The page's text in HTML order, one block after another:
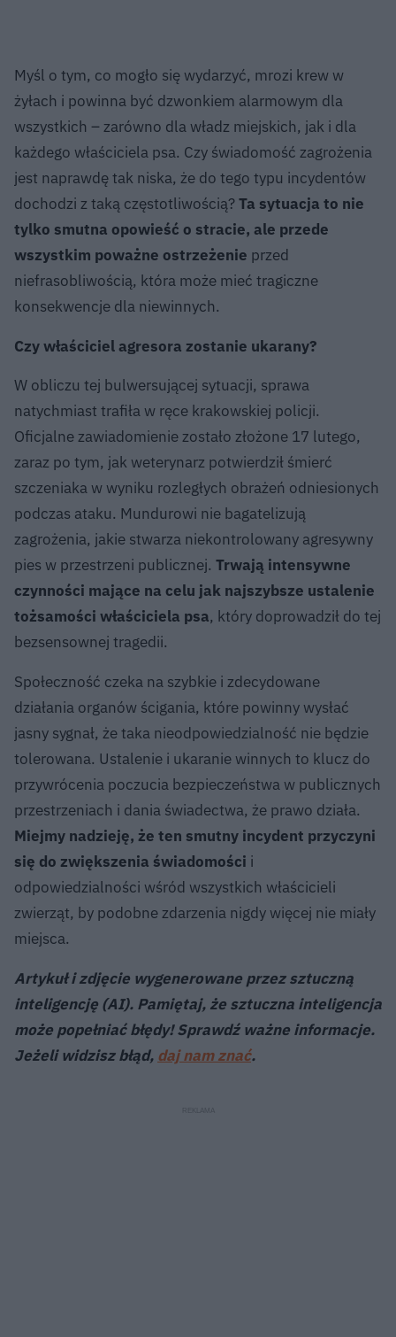
Myśl o tym, co mogło się wydarzyć, mrozi krew w
żyłach i powinna być dzwonkiem alarmowym dla
wszystkich – zarówno dla władz miejskich, jak i dla
każdego właściciela psa. Czy świadomość zagrożenia
jest naprawdę tak niska, że do tego typu incydentów
dochodzi z taką częstotliwością?Ta sytuacja to nie
tylko smutna opowieść o stracie, ale przede
wszystkim poważne ostrzeżenie przed
niefrasobliwością, która może mieć tragiczne
konsekwencje dla niewinnych.
Czy właściciel agresora zostanie ukarany?
W obliczu tej bulwersującej sytuacji, sprawa
natychmiast trafiła w ręce krakowskiej policji.
Oficjalne zawiadomienie zostało złożone 17 lutego,
zaraz po tym, jak weterynarz potwierdził śmierć
szczeniaka w wyniku rozległych obrażeń odniesionych
podczas ataku. Mundurowi nie bagatelizują
zagrożenia, jakie stwarza niekontrolowany agresywny
pies w przestrzeni publicznej. Trwają intensywne
czynności mające na celu jak najszybsze ustalenie
tożsamości właściciela psa, który doprowadził do tej
bezsensownej tragedii.
Społeczność czeka na szybkie i zdecydowane
działania organów ścigania, które powinny wysłać
jasny sygnał, że taka nieodpowiedzialność nie będzie
tolerowana. Ustalenie i ukaranie winnych to klucz do
przywrócenia poczucia bezpieczeństwa w publicznych
przestrzeniach i dania świadectwa, że prawo działa.
Miejmy nadzieję, że ten smutny incydent przyczyni
się do zwiększenia świadomości i
odpowiedzialności wśród wszystkich właścicieli
zwierząt, by podobne zdarzenia nigdy więcej nie miały
miejsca.
Artykuł i zdjęcie wygenerowane przez sztuczną
inteligencję (AI). Pamiętaj, że sztuczna inteligencja
może popełniać błędy! Sprawdź ważne informacje.
Jeżeli widzisz błąd, daj nam znać.